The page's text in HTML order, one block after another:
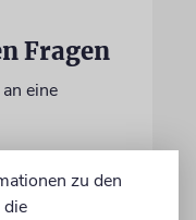
Fragen
eine
zu den